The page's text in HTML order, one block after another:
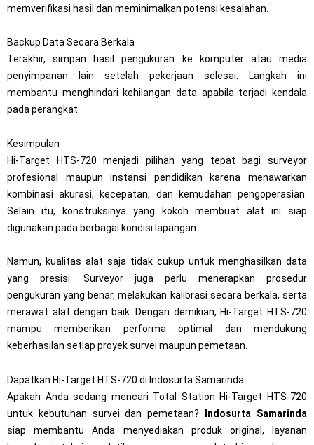
memverifikasi hasil dan meminimalkan potensi kesalahan.
Backup Data Secara Berkala
Terakhir, simpan hasil pengukuran ke komputer atau media
penyimpanan lain setelah pekerjaan selesai. Langkah ini
membantu menghindari kehilangan data apabila terjadi kendala
pada perangkat.
Kesimpulan
Hi-Target HTS-720 menjadi pilihan yang tepat bagi surveyor
profesional maupun instansi pendidikan karena menawarkan
kombinasi akurasi, kecepatan, dan kemudahan pengoperasian.
Selain itu, konstruksinya yang kokoh membuat alat ini siap
digunakan pada berbagai kondisi lapangan.
Namun, kualitas alat saja tidak cukup untuk menghasilkan data
yang presisi. Surveyor juga perlu menerapkan prosedur
pengukuran yang benar, melakukan kalibrasi secara berkala, serta
merawat alat dengan baik. Dengan demikian, Hi-Target HTS-720
mampu memberikan performa optimal dan mendukung
keberhasilan setiap proyek survei maupun pemetaan.
Dapatkan Hi-Target HTS-720 di Indosurta Samarinda
Apakah Anda sedang mencari Total Station Hi-Target HTS-720
untuk kebutuhan survei dan pemetaan? Indosurta Samarinda
siap membantu Anda menyediakan produk original, layanan